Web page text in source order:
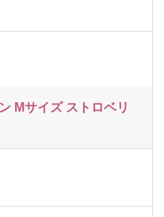
Mサイズ ストロベリ